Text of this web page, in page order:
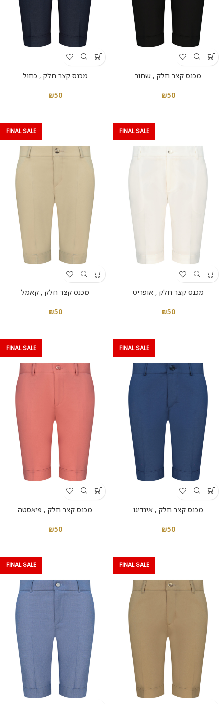
מכנס קצר חלק , שחור
₪50
מכנס קצר חלק , כחול
₪50
FINAL SALE
מכנס קצר חלק , אופריט
₪50
FINAL SALE
מכנס קצר חלק , קאמל
₪50
FINAL SALE
מכנס קצר חלק , אינדיגו
₪50
FINAL SALE
מכנס קצר חלק , פיאסטה
₪50
FINAL SALE
FINAL SALE